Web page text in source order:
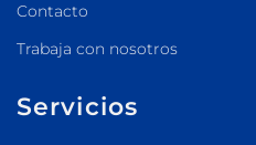
Contacto
Trabaja con nosotros
Servicios